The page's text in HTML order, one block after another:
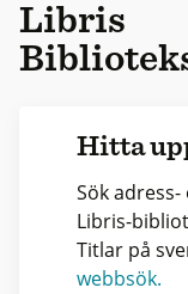
Libris
Hitta
Sök
Libris-
Titlar på
webbsök.